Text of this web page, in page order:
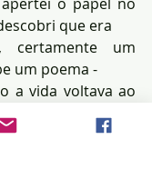
que era
certamente um
um poema -
a vida voltava ao
os embrulhos,